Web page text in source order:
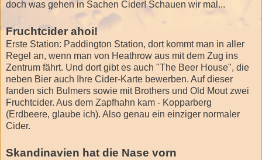
doch was gehen in Sachen Cider! Schauen wir mal...
Fruchtcider ahoi!
Erste Station: Paddington Station, dort kommt man in aller
Regel an, wenn man von Heathrow aus mit dem Zug ins
Zentrum fährt. Und dort gibt es auch "The Beer House", die
neben Bier auch Ihre Cider-Karte bewerben. Auf dieser
fanden sich Bulmers sowie mit Brothers und Old Mout zwei
Fruchtcider. Aus dem Zapfhahn kam - Kopparberg
(Erdbeere, glaube ich). Also genau ein einziger normaler
Cider.
Skandinavien hat die Nase vorn